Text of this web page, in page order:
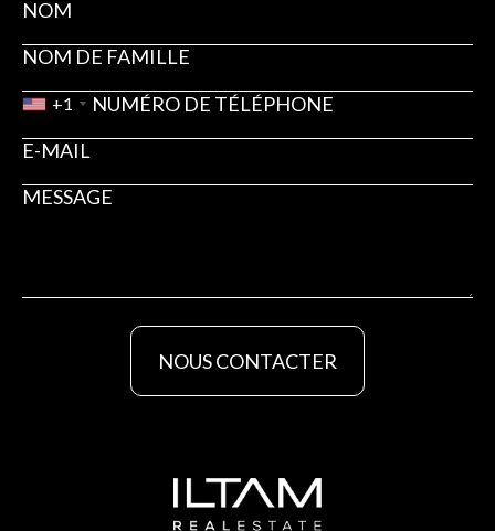
+1
NOUS CONTACTER